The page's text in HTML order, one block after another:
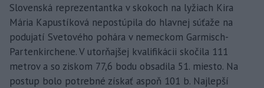
Slovenská reprezentantka v skokoch na lyžiach Kira
Mária Kapustíková nepostúpila do hlavnej súťaže na
podujatí Svetového pohára v nemeckom Garmisch-
Partenkirchene. V utorňajšej kvalifikácii skočila 111
metrov a so ziskom 77,6 bodu obsadila 51. miesto. Na
postup bolo potrebné získať aspoň 101 b. Najlepší